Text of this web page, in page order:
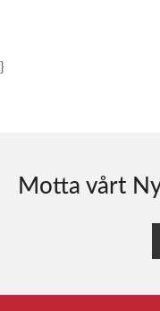
}
Motta vårt